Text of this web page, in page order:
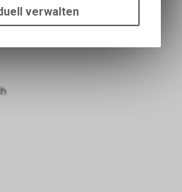
grundlegenden
unseres Online-
Rückschlüsse auf Ihre
verwalten